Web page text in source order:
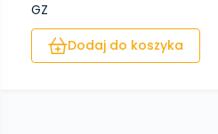
GZ
Dodaj do koszyka